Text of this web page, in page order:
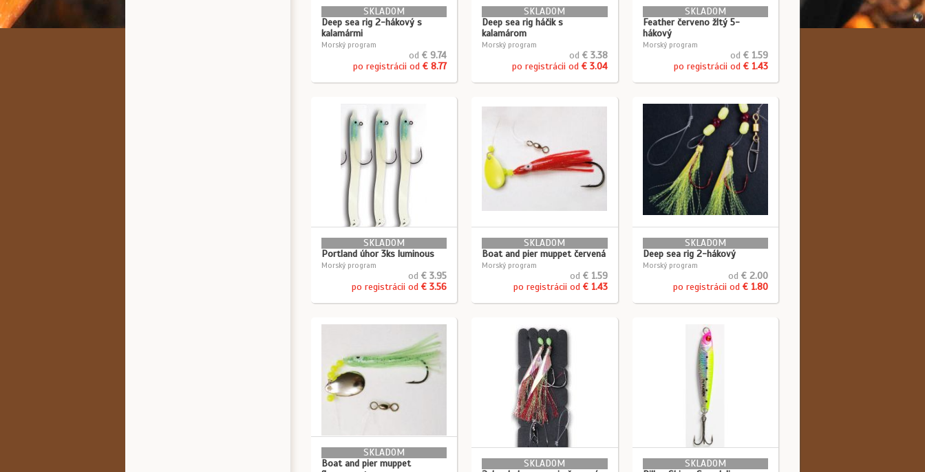
SKLADOM
Deep sea rig 2-hákový s
kalamármi
Morský program
od€ 9.74
po registrácii od€ 8.77
SKLADOM
Deep sea rig háčik s
kalamárom
Morský program
od € 3.38
po registrácii od € 3.04
SKLADOM
Feather červeno žltý 5-
hákový
Morský program
od € 1.59
po registrácii od € 1.43
SKLADOM
Portland úhor 3ks luminous
Morský program
od€ 3.95
po registrácii od€ 3.56
SKLADOM
Boat and pier muppet červená
Morský program
od € 1.59
po registrácii od € 1.43
SKLADOM
Deep sea rig 2-hákový
Morský program
od € 2.00
po registrácii od € 1.80
SKLADOM
Boat and pier muppet
SKLADOM
SKLADOM